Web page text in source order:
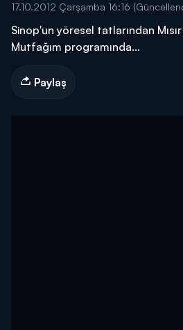
17.10.2012 Çarşamba 16:16
Sinop'un yöresel tatlarından
Mutfağım programında...
Paylaş